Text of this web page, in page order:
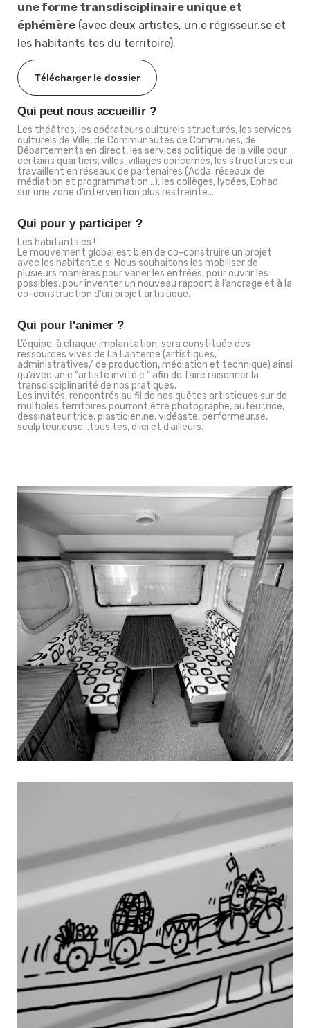
une forme transdisciplinaire unique et
éphémère (avec deux artistes, un.e régisseur.se et
les habitants.tes du territoire).
Télécharger le dossier
Qui peut nous accueillir ?
Les théâtres, les opérateurs culturels structurés, les services
culturels de Ville, de Communautés de Communes, de
Départements en direct, les services politique de la ville pour
certains quartiers, villes, villages concernés, les structures qui
travaillent en réseaux de partenaires (Adda, réseaux de
médiation et programmation…), les collèges, lycées, Ephad
sur une zone d’intervention plus restreinte...
Qui pour y participer ?
Les habitants.es !
Le mouvement global est bien de co-construire un projet
avec les habitant.e.s. Nous souhaitons les mobiliser de
plusieurs manières pour varier les entrées, pour ouvrir les
possibles, pour inventer un nouveau rapport à l’ancrage et à la
co-construction d’un projet artistique.
Qui pour l'animer ?
L’équipe, à chaque implantation, sera constituée des
ressources vives de La Lanterne (artistiques,
administratives/ de production, médiation et technique) ainsi
qu’avec un.e “artiste invité.e ” afin de faire raisonner la
transdisciplinarité de nos pratiques.
Les invités, rencontrés au fil de nos quêtes artistiques sur de
multiples territoires pourront être photographe, auteur.rice,
dessinateur.trice, plasticien.ne, vidéaste, performeur.se,
sculpteur.euse…tous.tes, d’ici et d’ailleurs.